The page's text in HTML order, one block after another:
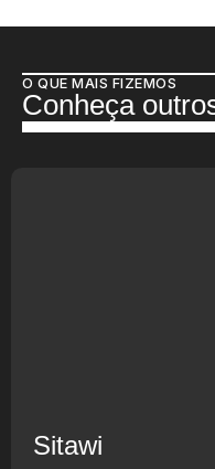
O QUE MAIS FIZEMOS
Conheça
Sitawi